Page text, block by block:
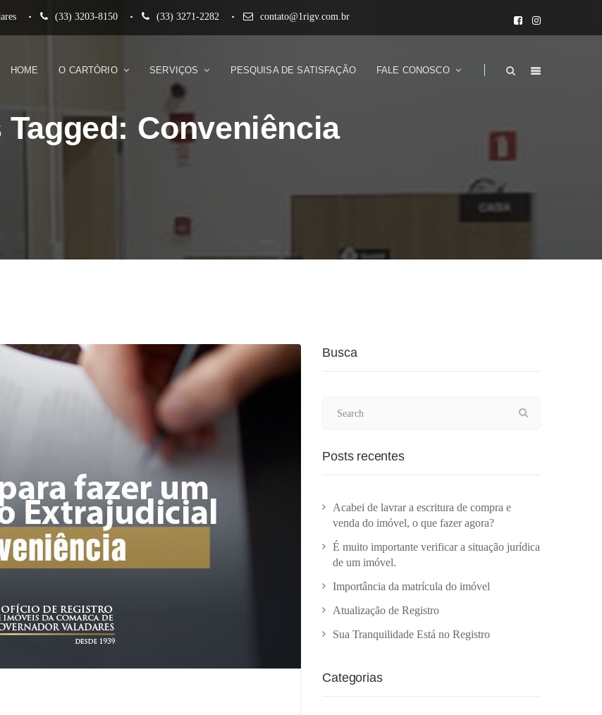
(33) 3203-8150 (33) 3271-2282 contato@1rigv.com.br
HOME O CARTÓRIO SERVIÇOS PESQUISA DE SATISFAÇÃO FALE CONOSCO
Tagged: Conveniência
Busca
Posts recentes
Acabei de lavrar a escritura de compra e
venda do imóvel, o que fazer agora?
É muito importante verificar a situação jurídica
de um imóvel.
Importância da matrícula do imóvel
Atualização de Registro
Sua Tranquilidade Está no Registro
Categorias